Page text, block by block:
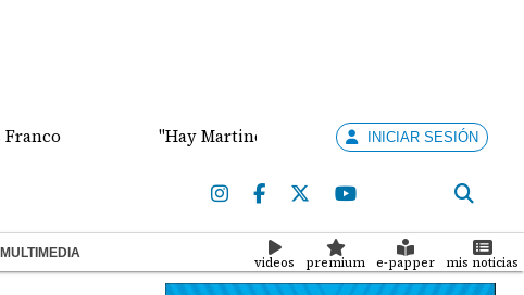
"Hay Martinelli pa' rato", dijo el abogado Vallarino
INICIAR SESIÓN
MULTIMEDIA
videos premium e-papper mis noticias